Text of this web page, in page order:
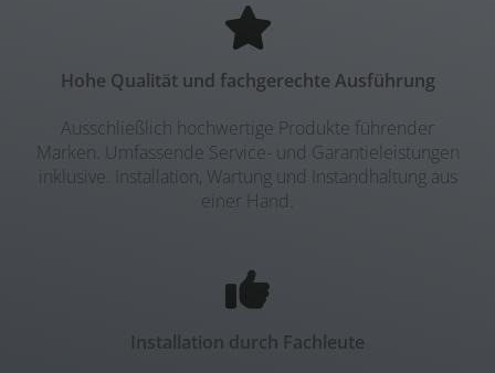
Hohe Qualität und fachgerechte Ausführung
Ausschließlich hochwertige Produkte führender
Marken. Umfassende Service- und Garantieleistungen
inklusive. Installation, Wartung und Instandhaltung aus
einer Hand.
Installation durch Fachleute